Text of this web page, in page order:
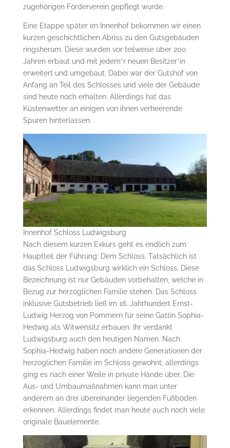
zugehörigen Förderverein gepflegt wurde.
Eine Etappe später im Innenhof bekommen wir einen
kurzen geschichtlichen Abriss zu den Gutsgebäuden
ringsherum. Diese wurden vor teilweise über 200
Jahren erbaut und mit jedem*r neuen Besitzer*in
erweitert und umgebaut. Dabei war der Gutshof von
Anfang an Teil des Schlosses und viele der Gebäude
sind heute noch erhalten. Allerdings hat das
Küstenwetter an einigen von ihnen verheerende
Spuren hinterlassen.
Innenhof Schloss Ludwigsburg
Nach diesem kurzen Exkurs geht es endlich zum
Hauptteil der Führung: Dem Schloss. Tatsächlich ist
das Schloss Ludwigsburg wirklich ein Schloss. Diese
Bezeichnung ist nur Gebäuden vorbehalten, welche in
Bezug zur herzoglichen Familie stehen. Das Schloss
inklusive Gutsbetrieb ließ im 16. Jahrhundert Ernst-
Ludwig Herzog von Pommern für seine Gattin Sophia-
Hedwig als Witwensitz erbauen. Ihr verdankt
Ludwigsburg auch den heutigen Namen. Nach
Sophia-Hedwig haben noch andere Generationen der
herzoglichen Familie im Schloss gewohnt, allerdings
ging es nach einer Weile in private Hände über. Die
Aus- und Umbaumaßnahmen kann man unter
anderem an drei übereinander liegenden Fußböden
erkennen. Allerdings findet man heute auch noch viele
originale Bauelemente.